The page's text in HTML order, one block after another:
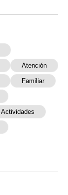
Atención
Familiar
Actividades